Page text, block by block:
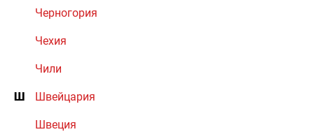
Черногория
Чехия
Чили
Ш Швейцария
Швеция